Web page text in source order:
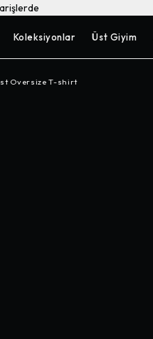
Koleksiyonlar Üst Giyim
Oversize T-shirt